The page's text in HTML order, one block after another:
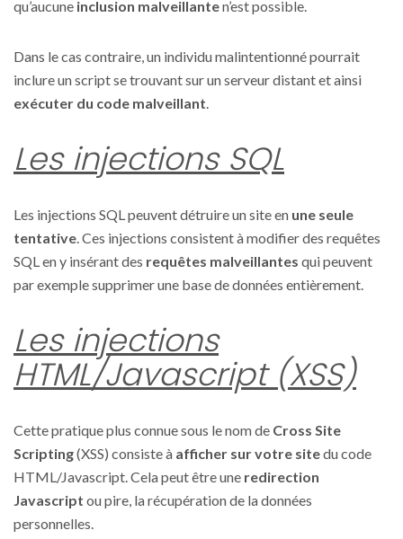
qu’aucune inclusion malveillanten’est possible.
Dans le cas contraire, un individu malintentionné pourrait
inclure un script se trouvant sur un serveur distant et ainsi
exécuter du code malveillant.
Les injections SQL
Les injections SQL peuvent détruire un site en une seule
tentative. Ces injections consistent à modifier des requêtes
SQL en y insérant des requêtes malveillantes qui peuvent
par exemple supprimer une base de données entièrement.
Les injections
HTML/Javascript (XSS)
Cette pratique plus connue sous le nom de Cross Site
Scripting(XSS) consiste à afficher sur votre sitedu code
HTML/Javascript. Cela peut être une redirection
Javascript ou pire, la récupération de la données
personnelles.